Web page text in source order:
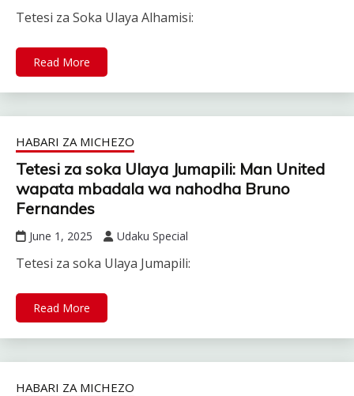
Tetesi za Soka Ulaya Alhamisi:
Read More
HABARI ZA MICHEZO
Tetesi za soka Ulaya Jumapili: Man United
wapata mbadala wa nahodha Bruno
Fernandes
June 1, 2025 Udaku Special
Tetesi za soka Ulaya Jumapili:
Read More
HABARI ZA MICHEZO